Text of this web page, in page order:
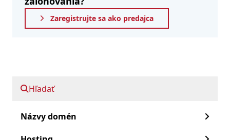
Názvy domén
Hľadať
Zaregistrujte sa ako predajca
Začíname!